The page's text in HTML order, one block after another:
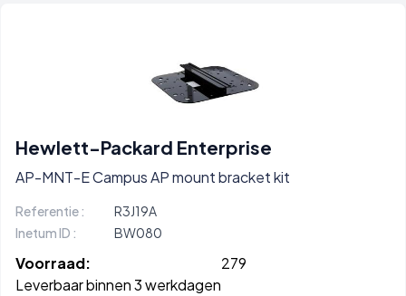
Hewlett-Packard Enterprise
AP-MNT-E Campus AP mount bracket kit
Referentie :
R3J19A
Inetum ID :
BW080
Voorraad:
279
Leverbaar binnen 3 werkdagen